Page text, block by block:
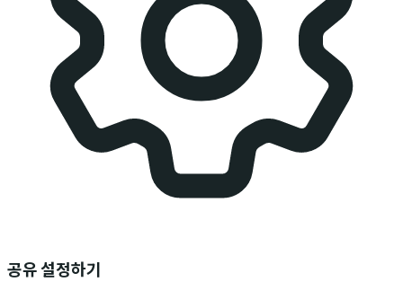
공유 설정하기